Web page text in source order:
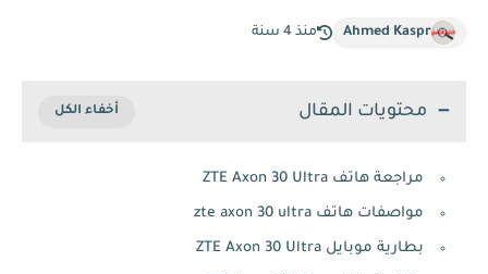
Ahmed Kaspr منذ 4 سنة
محتويات المقال
مراجعة هاتف ZTE Axon 30 Ultra
مواصفات هاتف zte axon 30 ultra
بطارية موبايل ZTE Axon 30 Ultra